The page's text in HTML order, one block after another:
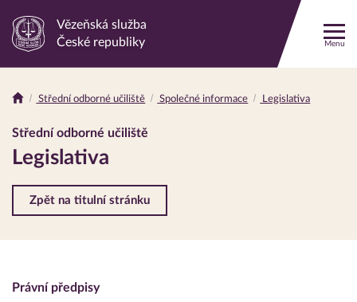
Odkaz
stránku
Vězeňská služba
České republiky
Menu
Drobečková
navigace
Střední odborné učiliště Společné informace Legislativa
Střední odborné učiliště
Legislativa
Zpět na titulní stránku
Právní předpisy